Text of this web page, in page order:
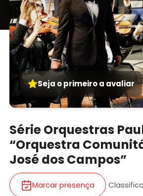
Seja o primeiro a avaliar
Série Orquestras
“Orquestra
José dos Campos”
Marcar presença